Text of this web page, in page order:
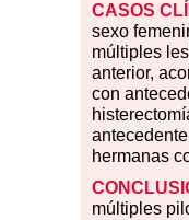
CASOS
sexo
múltiples
anterior,
con
hermanas
múltiples